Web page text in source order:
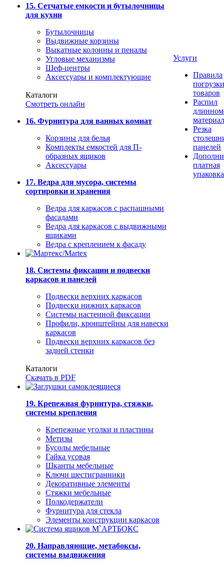
15. Сетчатые емкости и бутылочницы
для кухни
Бутылочницы
Выдвижные корзины
Выкатные колонны и пеналы
Угловые механизмы
Шеф-центры
Аксессуары и комплектующие
Каталоги
Смотреть онлайн
16. Фурнитура для ванных комнат
Корзины для белья
Комплекты емкостей для П-
образных ящиков
Аксессуары
17. Ведра для мусора, системы
сортировки и хранения
Ведра для каркасов с распашными
фасадами
Ведра для каркасов с выдвижными
ящиками
Ведра с креплением к фасаду
18. Системы фиксации и подвески
каркасов и панелей
Подвески верхних каркасов
Подвески нижних каркасов
Системы настенной фиксации
Профили, кронштейны для навески
каркасов
Подвески верхних каркасов без
задней стенки
Каталоги
Скачать в PDF
19. Крепежная фурнитура, стяжки,
системы крепления
Крепежные уголки и пластины
Метизы
Бусолы мебельные
Гайка усовая
Шканты мебельные
Ключи шестигранники
Декоративные элементы
Стяжки мебельные
Полкодержатели
Фурнитура для стекла
Элементы конструкции каркасов
20. Направляющие, метабоксы,
системы выдвижения
Услуги
Правила
погрузки
товаров
Распил
Резка
панелей
платная
упаковка